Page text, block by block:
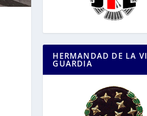
HERMANDAD DE LA
GUARDIA